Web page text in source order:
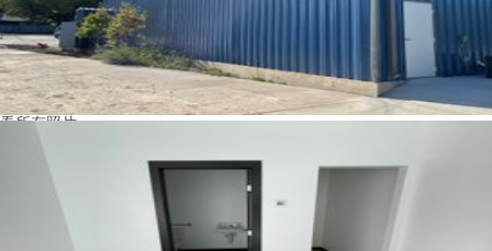
看所有照片